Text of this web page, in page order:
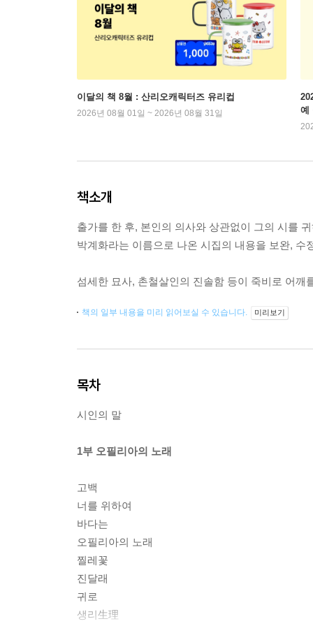
이달의 책 8월 : 산리오캐릭터즈 유리컵
2026년 08월 01일 ~ 2026년 08월 31일
예
책소개
출가를 한 후, 본인의 의사와 상관없이 그의 시를
박계화라는 이름으로 나온 시집의 내용을 보완,
섬세한 묘사, 촌철살인의 진솔함 등이 죽비로 어깨
책의 일부 내용을 미리 읽어보실 수 있습니다. 미리보기
목차
시인의 말
1부 오필리아의 노래
고백
너를 위하여
바다는
오필리아의 노래
찔레꽃
진달래
귀로
생리生理